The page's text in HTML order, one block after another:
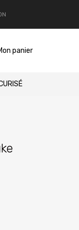
panier